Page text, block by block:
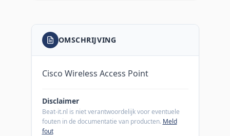
OMSCHRIJVING
Cisco Wireless Access Point
Disclaimer
Beat-it.nl is niet verantwoordelijk voor eventuele
fouten in de documentatie van producten. Meld
fout